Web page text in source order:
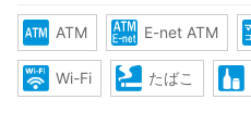
ATM E-net ATM
Wi-Fi たばこ